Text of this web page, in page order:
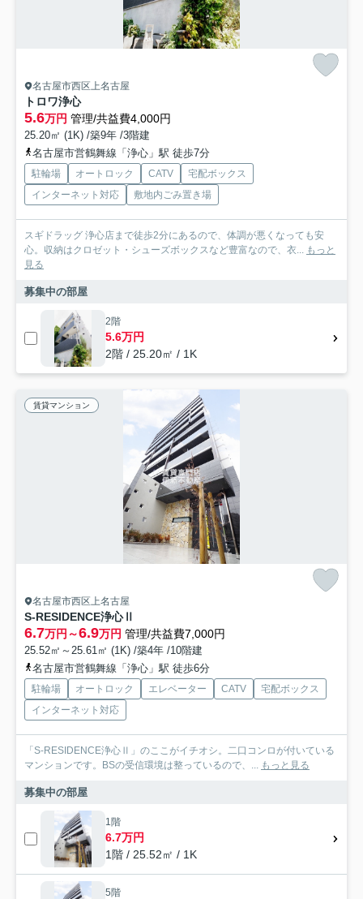
名古屋市西区上名古屋
トロワ浄心
5.6万円 管理/共益費4,000円
25.20㎡ (1K) /築9年 /3階建
名古屋市営鶴舞線「浄心」駅 徒歩7分
駐輪場 オートロック CATV
宅配ボックス
インターネット対応
敷地内ごみ置き場
スギドラッグ 浄心店まで徒歩2分にあるので、体調が悪くなっても安
心。収納はクロゼット・シューズボックスなど豊富なので、衣... もっと
見る
募集中の部屋
2階
5.6万円
2階 / 25.20㎡ / 1K
賃貸マンション
名古屋市西区上名古屋
S-RESIDENCE浄心Ⅱ
6.7万円～6.9万円 管理/共益費7,000円
25.52㎡～25.61㎡ (1K) /築4年 /10階建
名古屋市営鶴舞線「浄心」駅 徒歩6分
駐輪場 オートロック エレベーター CATV
宅配ボックス
インターネット対応
「S-RESIDENCE浄心Ⅱ」のここがイチオシ。二口コンロが付いている
マンションです。BSの受信環境は整っているので、... もっと見る
募集中の部屋
1階
6.7万円
1階 / 25.52㎡ / 1K
5階